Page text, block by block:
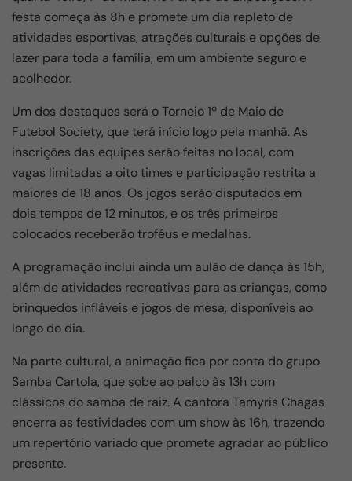
b
o
o
k
A
p
p
a
m
festa começa às 8h e promete um dia repleto de
atividades esportivas, atrações culturais e opções de
lazer para toda a família, em um ambiente seguro e
acolhedor.
Um dos destaques será o Torneio 1º de Maio de
Futebol Society, que terá início logo pela manhã. As
inscrições das equipes serão feitas no local, com
vagas limitadas a oito times e participação restrita a
maiores de 18 anos. Os jogos serão disputados em
dois tempos de 12 minutos, e os três primeiros
colocados receberão troféus e medalhas.
A programação inclui ainda um aulão de dança às 15h,
além de atividades recreativas para as crianças, como
brinquedos infláveis e jogos de mesa, disponíveis ao
longo do dia.
Na parte cultural, a animação fica por conta do grupo
Samba Cartola, que sobe ao palco às 13h com
clássicos do samba de raiz. A cantora Tamyris Chagas
encerra as festividades com um show às 16h, trazendo
um repertório variado que promete agradar ao público
presente.